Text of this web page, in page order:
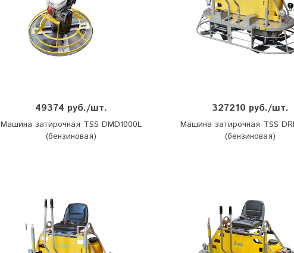
49374 руб./шт.
Машина затирочная TSS DMD1000L
(бензиновая)
327210 руб./шт.
Машина затирочная TSS
(бензиновая)